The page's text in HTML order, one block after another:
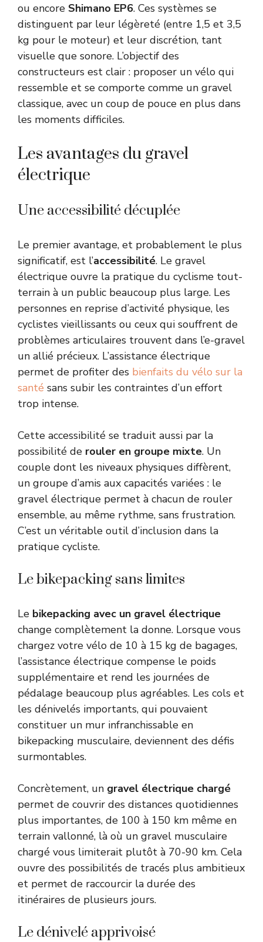
ou encore Shimano EP6. Ces systèmes se
distinguent par leur légèreté (entre 1,5 et 3,5
kg pour le moteur) et leur discrétion, tant
visuelle que sonore. L’objectif des
constructeurs est clair : proposer un vélo qui
ressemble et se comporte comme un gravel
classique, avec un coup de pouce en plus dans
les moments difficiles.
Les avantages du gravel
électrique
Une accessibilité décuplée
Le premier avantage, et probablement le plus
significatif, est l’accessibilité. Le gravel
électrique ouvre la pratique du cyclisme tout-
terrain à un public beaucoup plus large. Les
personnes en reprise d’activité physique, les
cyclistes vieillissants ou ceux qui souffrent de
problèmes articulaires trouvent dans l’e-gravel
un allié précieux. L’assistance électrique
permet de profiter des bienfaits du vélo sur la
santé sans subir les contraintes d’un effort
trop intense.
Cette accessibilité se traduit aussi par la
possibilité de rouler en groupe mixte. Un
couple dont les niveaux physiques diffèrent,
un groupe d’amis aux capacités variées : le
gravel électrique permet à chacun de rouler
ensemble, au même rythme, sans frustration.
C’est un véritable outil d’inclusion dans la
pratique cycliste.
Le bikepacking sans limites
Le bikepacking avec un gravel électrique
change complètement la donne. Lorsque vous
chargez votre vélo de 10 à 15 kg de bagages,
l’assistance électrique compense le poids
supplémentaire et rend les journées de
pédalage beaucoup plus agréables. Les cols et
les dénivelés importants, qui pouvaient
constituer un mur infranchissable en
bikepacking musculaire, deviennent des défis
surmontables.
Concrètement, un gravel électrique chargé
permet de couvrir des distances quotidiennes
plus importantes, de 100 à 150 km même en
terrain vallonné, là où un gravel musculaire
chargé vous limiterait plutôt à 70-90 km. Cela
ouvre des possibilités de tracés plus ambitieux
et permet de raccourcir la durée des
itinéraires de plusieurs jours.
Le dénivelé apprivoisé